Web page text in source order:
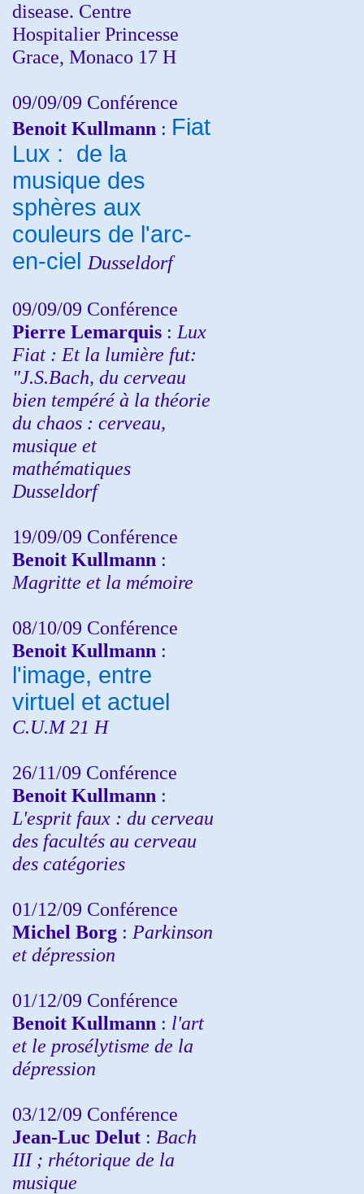
disease. Centre
Hospitalier Princesse
Grace, Monaco 17 H
09/09/09 Conférence
Benoit Kullmann : Fiat
Lux : de la
musique des
sphères aux
couleurs de l'arc-
en-ciel Dusseldorf
09/09/09 Conférence
Pierre Lemarquis : Lux
Fiat : Et la lumière fut:
"J.S.Bach, du cerveau
bien tempéré à la théorie
du chaos : cerveau,
musique et
mathématiques
Dusseldorf
19/09/09 Conférence
Benoit Kullmann :
Magritte et la mémoire
08/10/09 Conférence
Benoit Kullmann :
l'image, entre
virtuel et actuel
C.U.M 21 H
26/11/09 Conférence
Benoit Kullmann :
L'esprit faux : du cerveau
des facultés au cerveau
des catégories
01/12/09 Conférence
Michel Borg : Parkinson
et dépression
01/12/09 Conférence
Benoit Kullmann : l'art
et le prosélytisme de la
dépression
03/12/09 Conférence
Jean-Luc Delut : Bach
III ; rhétorique de la
musique